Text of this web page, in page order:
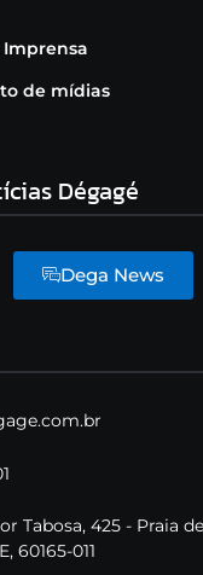
Imprensa
de mídias
Dégagé
Dega News
Tabosa, 425 - Praia
60165-011